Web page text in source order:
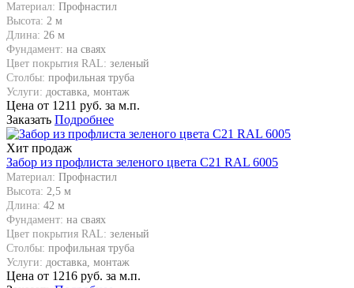
Материал: Профнастил
Высота: 2 м
Длина: 26 м
Фундамент: на сваях
Цвет покрытия RAL: зеленый
Столбы: профильная труба
Услуги: доставка, монтаж
Цена от 1211 руб. за м.п.
Заказать Подробнее
Хит продаж
Забор из профлиста зеленого цвета С21 RAL 6005
Материал: Профнастил
Высота: 2,5 м
Длина: 42 м
Фундамент: на сваях
Цвет покрытия RAL: зеленый
Столбы: профильная труба
Услуги: доставка, монтаж
Цена от 1216 руб. за м.п.